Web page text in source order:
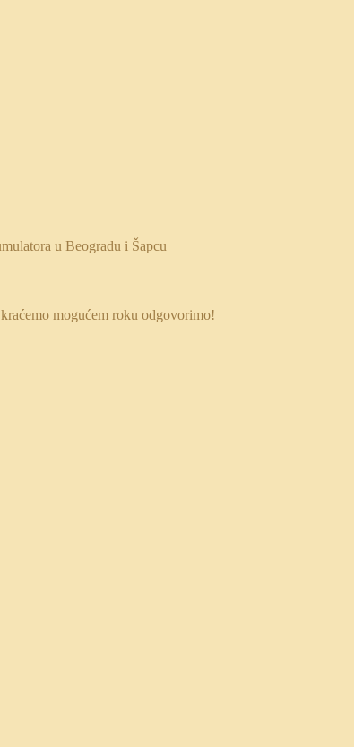
mogućem roku odgovorimo!